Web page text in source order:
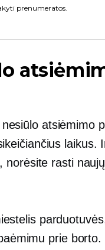
prenumeratos.
atsiėmimo
laikus.
norėsite rasti
prie borto.